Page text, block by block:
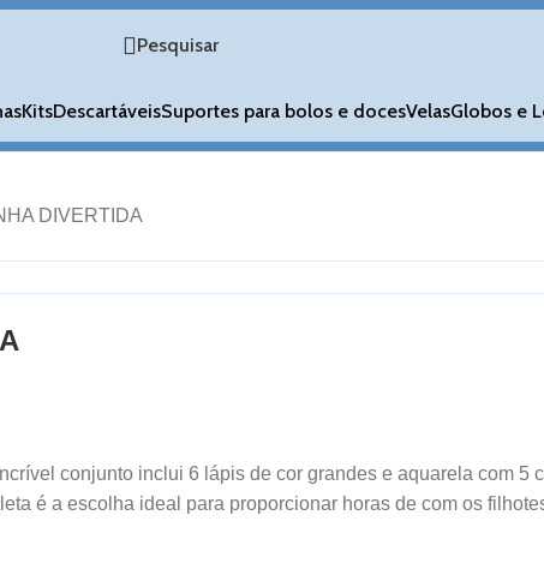
Pesquisar
KitsDescartáveisSuportes para bolos e docesVelasGlobos e
DIVERTIDA
conjunto inclui 6 lápis de cor grandes e aquarela com 5
é a escolha ideal para proporcionar horas de com os